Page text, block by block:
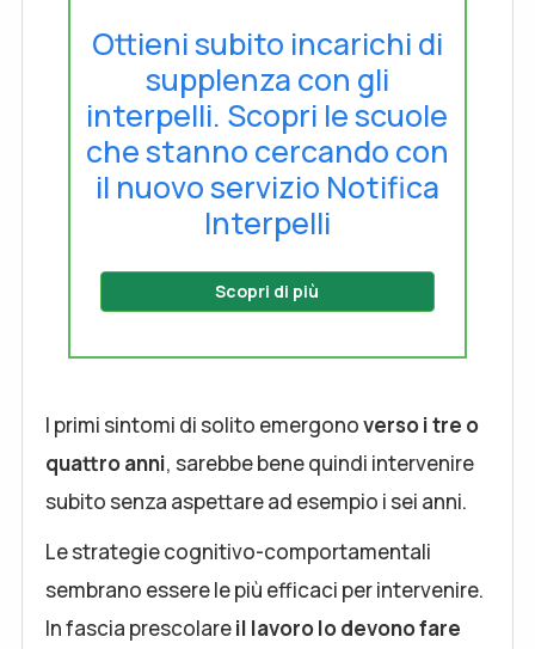
Ottieni subito incarichi di
supplenza con gli
interpelli. Scopri le scuole
che stanno cercando con
il nuovo servizio Notifica
Interpelli
Scopri di più
I primi sintomi di solito emergonoverso i tre o
quattro anni, sarebbe bene quindi intervenire
subito senza aspettare ad esempio i sei anni.
Le strategie cognitivo-comportamentali
sembrano essere le più efficaci per intervenire.
In fascia prescolareil lavoro lo devono fare